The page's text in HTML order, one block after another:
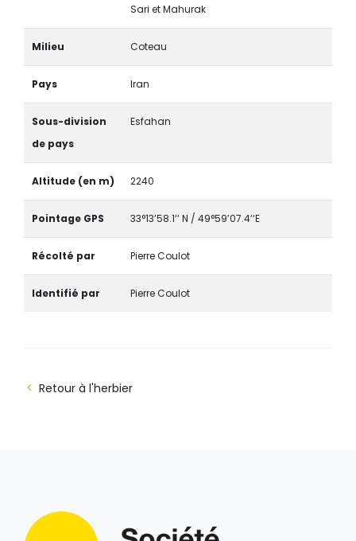
Sari et Mahurak
Milieu Coteau
Pays Iran
Sous-division
de pays
Esfahan
Altitude (en m) 2240
Pointage GPS 33°13’58.1‘‘ N / 49°59’07.4‘‘E
Récolté par Pierre Coulot
Identifié par Pierre Coulot
Retour à l'herbier